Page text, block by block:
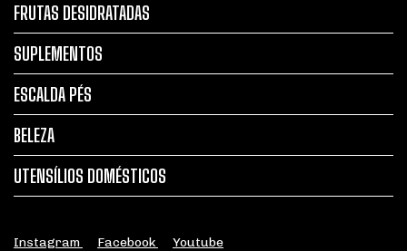
FRUTAS DESIDRATADAS
SUPLEMENTOS
ESCALDA PÉS
BELEZA
UTENSÍLIOS DOMÉSTICOS
Instagram Facebook Youtube